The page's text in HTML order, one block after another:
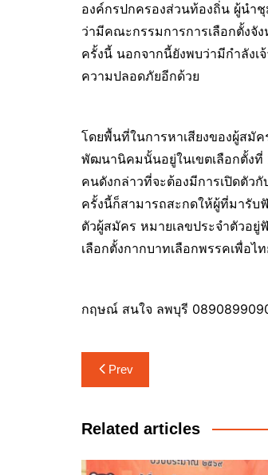
องค์กรปกครองส่วนท้องถิ่น ผู้นำ
ว่ามีคณะกรรมการการเลือกตั้งจั
ครั้งนี้ นอกจากนี้ยังพบว่ามีกำลัง
ความปลอดภัยอีกด้วย
โดยพื้นที่ในการหาเสียงของผู้สมั
พัฒนานิคมนั้นอยู่ในเขตเลือกตั้งที่
คนดังกล่าวที่จะต้องมีการเปิดตัว
ครั้งนี้ก็สามารถสะกดให้ผู้ที่มารับ
ตัวผู้สมัคร หมายเลขประจำตัวอ
เลือกตั้งกากบาทเลือกพรรคเพื่อ
กฤษณ์ สนใจ ลพบุรี
แนะแนว
เรื่อง
Prev
Related articles